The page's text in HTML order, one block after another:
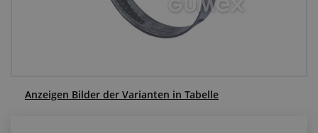
Anzeigen Bilder der Varianten in Tabelle